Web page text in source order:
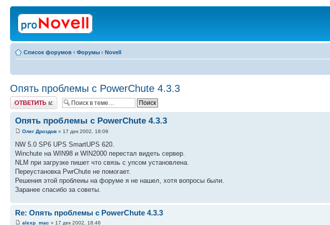
Список форумов ‹ Форумы ‹ Novell
Опять проблемы с PowerChute 4.3.3
Ответить
Опять проблемы с PowerChute 4.3.3
Олег Дроздов » 17 дек 2002, 18:09
NW 5.0 SP6 UPS SmartUPS 620.
Winchute на WIN98 и WIN2000 перестал видеть сервер.
NLM при загрузке пишет что связь с упсом установлена.
Переустановка PwrChute не помогает.
Решения этой проблеиы на форуме я не нашел, хотя вопросы были.
Заранее спасибо за советы.
Re: Опять проблемы с PowerChute 4.3.3
alexp_mac » 17 дек 2002, 18:46